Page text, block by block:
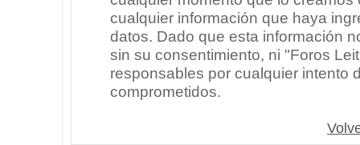
cualquier información que haya
datos. Dado que esta información
sin su consentimiento, ni "Foros
responsables por cualquier intento
comprometidos.